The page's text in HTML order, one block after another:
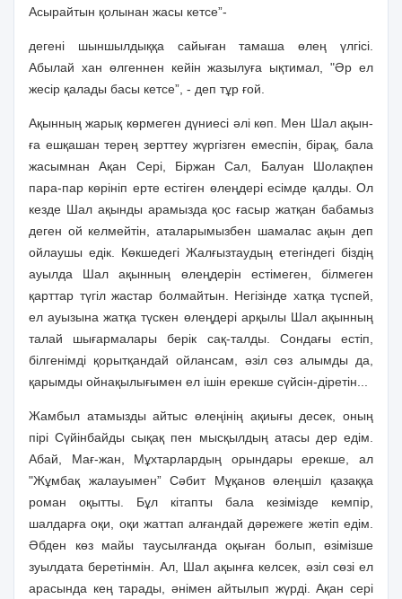
Асырайтын қолынан жасы кетсе”-
дегенi шыншылдыққа сайыған тамаша өлең үлгiсi.
Абылай хан өлгеннен кейiн жазылуға ықтимал, "Әр ел
жесiр қалады басы кетсе”, - деп тұр ғой.
Ақынның жарық көрмеген дүниесi әлi көп. Мен Шал ақын-
ға ешқашан терең зерттеу жүргiзген емеспiн, бiрақ, бала
жасымнан Ақан Серi, Бiржан Сал, Балуан Шолақпен
пара-пар көрiнiп ерте естiген өлеңдерi есiмде қалды. Ол
кезде Шал ақынды арамызда қос ғасыр жатқан бабамыз
деген ой келмейтiн, аталарымызбен шамалас ақын деп
ойлаушы едiк. Көкшедегi Жалғызтаудың етегiндегi бiздiң
ауылда Шал ақынның өлеңдерiн естiмеген, бiлмеген
қарттар түгiл жастар болмайтын. Негiзiнде хатқа түспей,
ел ауызына жатқа түскен өлеңдерi арқылы Шал ақынның
талай шығармалары берiк сақ-талды. Сондағы естiп,
бiлгенiмдi қорытқандай ойлансам, әзiл сөз алымды да,
қарымды ойнақылығымен ел iшiн ерекше сүйсiн-дiретiн...
Жамбыл атамызды айтыс өлеңiнiң ақиығы десек, оның
пiрi Сүйiнбайды сықақ пен мысқылдың атасы дер едiм.
Абай, Мағ-жан, Мұхтарлардың орындары ерекше, ал
"Жұмбақ жалауымен” Сәбит Мұқанов өлеңшiл қазаққа
роман оқытты. Бұл кiтапты бала кезiмiзде кемпiр,
шалдарға оқи, оқи жаттап алғандай дәрежеге жетiп едiм.
Әбден көз майы таусылғанда оқыған болып, өзiмiзше
зуылдата беретiнмiн. Ал, Шал ақынға келсек, әзiл сөзi ел
арасында кең тарады, әнiмен айтылып жүрдi. Ақан серi